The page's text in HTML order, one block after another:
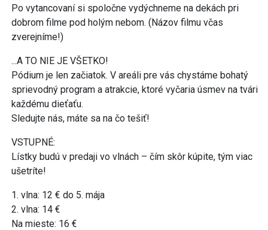
Po vytancovaní si spoločne vydýchneme na dekách pri
dobrom filme pod holým nebom. (Názov filmu včas
zverejníme!)
...A TO NIE JE VŠETKO!
Pódium je len začiatok. V areáli pre vás chystáme bohatý
sprievodný program a atrakcie, ktoré vyčaria úsmev na tvári
každému dieťaťu.
Sledujte nás, máte sa na čo tešiť!
VSTUPNÉ:
Lístky budú v predaji vo vlnách – čím skôr kúpite, tým viac
ušetríte!
1. vlna: 12 € do 5. mája
2. vlna: 14 €
Na mieste: 16 €